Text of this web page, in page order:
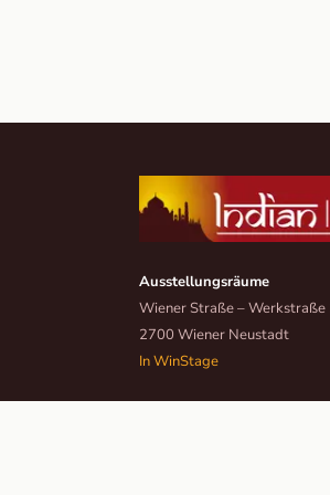
Ausstellungsräume
Wiener Straße – Werkstraße
2700 Wiener Neustadt
In WinStage